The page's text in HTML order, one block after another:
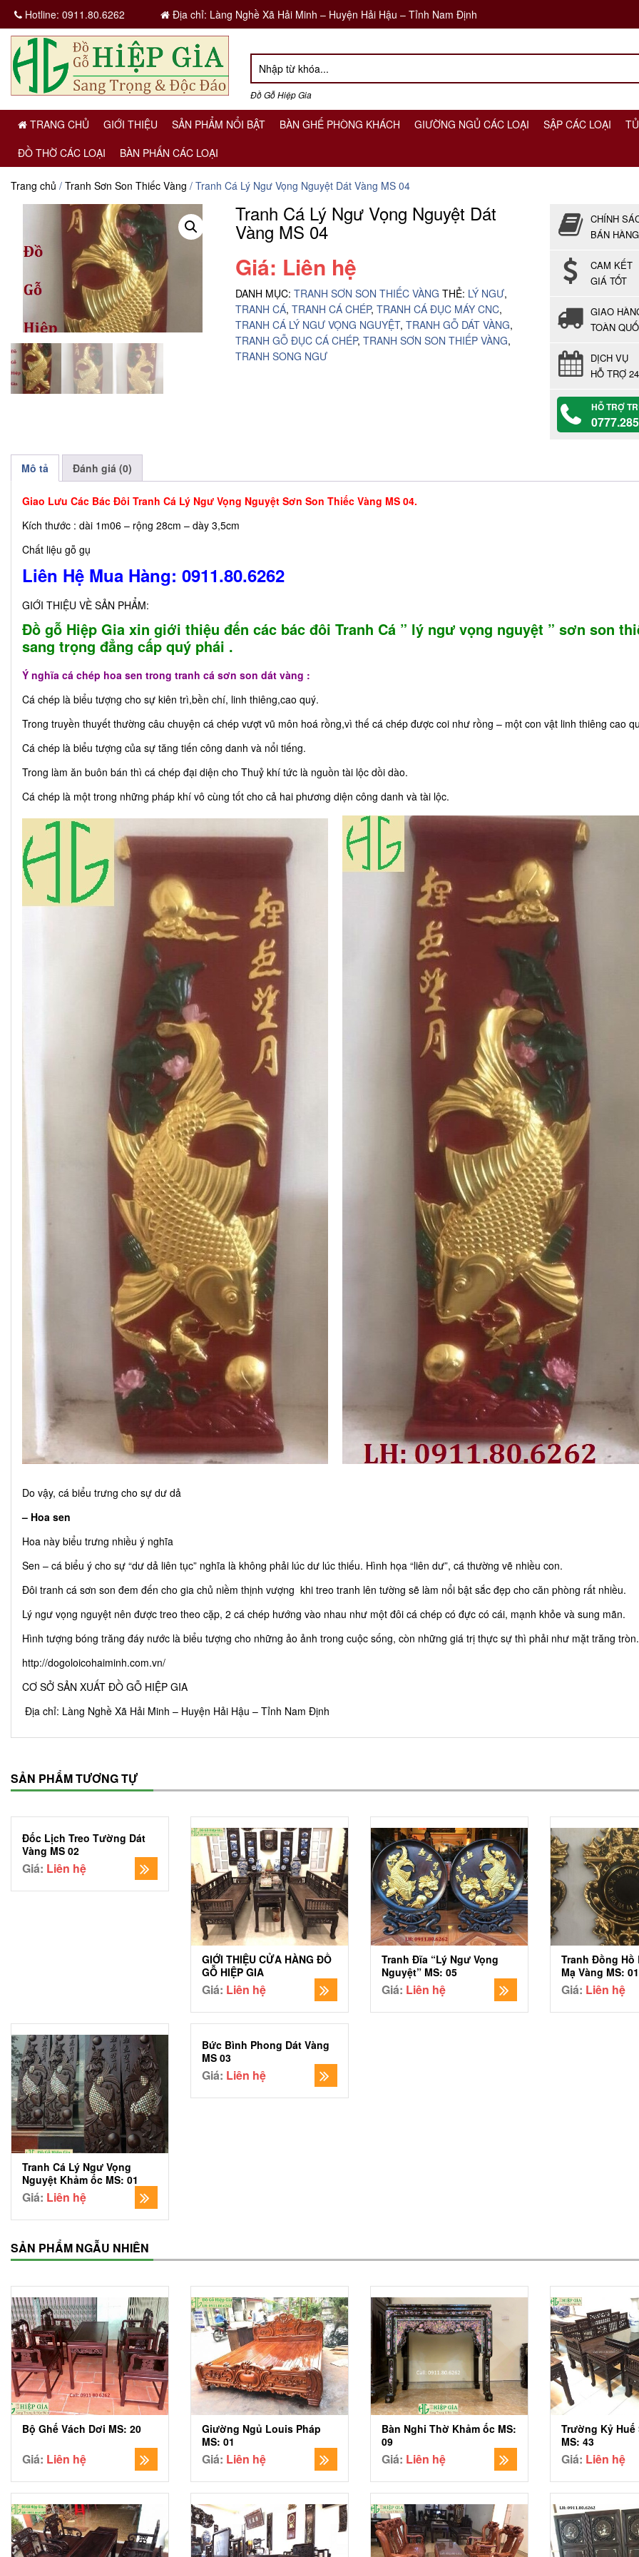
Hotline:0911.80.6262 Địa chỉ: Làng Nghề Xã Hải Minh – Huyện Hải Hậu – Tỉnh Nam Định
Đồ Gỗ Hiệp Gia
TRANG CHỦ GIỚI THIỆU SẢN PHẨM NỔI BẬT BÀN GHẾ PHÒNG KHÁCH GIƯỜNG NGỦ CÁC LOẠI SẬP CÁC LOẠI
ĐỒ THỜ CÁC LOẠI
BÀN PHẤN CÁC LOẠI
Trang chủ / Tranh Sơn Son Thiếc Vàng / Tranh Cá Lý Ngư Vọng Nguyệt Dát Vàng MS 04
Tranh Cá Lý Ngư Vọng Nguyệt Dát
Vàng MS 04
Giá: Liên hệ
DANH MỤC: TRANH SƠN SON THIẾC VÀNG THẺ: LÝ NGƯ,
TRANH CÁ, TRANH CÁ CHÉP, TRANH CÁ ĐỤC MÁY CNC,
TRANH CÁ LÝ NGƯ VỌNG NGUYỆT, TRANH GỖ DÁT VÀNG,
TRANH GỖ ĐỤC CÁ CHÉP, TRANH SƠN SON THIẾP VÀNG,
TRANH SONG NGƯ
CHÍNH
BÁN HÀNG
CAM KẾT
GIÁ TỐT
GIAO
TOÀN
DỊCH VỤ
HỖ TRỢ
HỖ TRỢ
Mô tả Đánh giá (0)
Giao Lưu Các Bác Đôi Tranh Cá Lý Ngư Vọng Nguyệt Sơn Son Thiếc Vàng MS 04.
Kích thước : dài 1m06 – rộng 28cm – dày 3,5cm
Chất liệu gỗ gụ
Liên Hệ Mua Hàng: 0911.80.6262
GIỚI THIỆU VỀ SẢN PHẨM:
Đồ gỗ Hiệp Gia xin giới thiệu đến các bác đôi Tranh Cá ” lý ngư vọng nguyệt ” sơn son
sang trọng đẳng cấp quý phái .
Ý nghĩa cá chép hoa sen trong tranh cá sơn son dát vàng :
Cá chép là biểu tượng cho sự kiên trì,bền chí, linh thiêng,cao quý.
Trong truyền thuyết thường câu chuyện cá chép vượt vũ môn hoá rồng,vì thế cá chép được coi như rồng – một con vật linh thiêng cao
Cá chép là biểu tượng của sự tăng tiến công danh và nổi tiếng.
Trong làm ăn buôn bán thì cá chép đại diện cho Thuỷ khí tức là nguồn tài lộc dồi dào.
Cá chép là một trong những pháp khí vô cùng tốt cho cả hai phương diện công danh và tài lộc.
Do vậy, cá biểu trưng cho sự dư dả
– Hoa sen
Hoa này biểu trưng nhiều ý nghĩa
Sen – cá biểu ý cho sự “dư dả liên tục” nghĩa là không phải lúc dư lúc thiếu. Hình họa “liên dư”, cá thường vẽ nhiều con.
Đôi tranh cá sơn son đem đến cho gia chủ niềm thịnh vượng khi treo tranh lên tường sẽ làm nổi bật sắc đẹp cho căn phòng rất nhiều.
Lý ngư vọng nguyệt nên được treo theo cặp, 2 cá chép hướng vào nhau như một đôi cá chép có đực có cái, mạnh khỏe và sung mãn.
Hình tượng bóng trăng đáy nước là biểu tượng cho những ảo ảnh trong cuộc sống, còn những giá trị thực sự thì phải như mặt trăng tròn.
http://dogoloicohaiminh.com.vn/
CƠ SỞ SẢN XUẤT ĐỒ GỖ HIỆP GIA
Địa chỉ: Làng Nghề Xã Hải Minh – Huyện Hải Hậu – Tỉnh Nam Định
SẢN PHẨM TƯƠNG TỰ
Đốc Lịch Treo Tường Dát
Vàng MS 02
Giá: Liên hệ
GIỚI THIỆU CỬA HÀNG ĐỒ
GỖ HIỆP GIA
Giá: Liên hệ
Tranh Đĩa “Lý Ngư Vọng
Nguyệt” MS: 05
Giá: Liên hệ
Tranh Đồng Hồ
Mạ Vàng MS: 01
Giá: Liên hệ
Tranh Cá Lý Ngư Vọng
Nguyệt Khảm ốc MS: 01
Giá: Liên hệ
Bức Bình Phong Dát Vàng
MS 03
Giá: Liên hệ
SẢN PHẨM NGẪU NHIÊN
Bộ Ghế Vách Dơi MS: 20
Giá: Liên hệ
Giường Ngủ Louis Pháp
MS: 01
Giá: Liên hệ
Bàn Nghi Thờ Khảm ốc MS:
09
Giá: Liên hệ
Trường Kỷ Huế
MS: 43
Giá: Liên hệ